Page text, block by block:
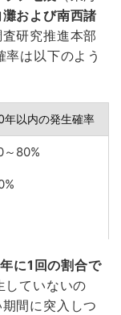
灘および南西諸
研究推進本部
は以下のよう
年以内の発生確率
～80%
に1回の割合で
していないの
間に突入しつ